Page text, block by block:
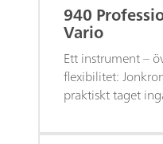
940
Vario
Ett instrument –
flexibilitet:
praktiskt taget